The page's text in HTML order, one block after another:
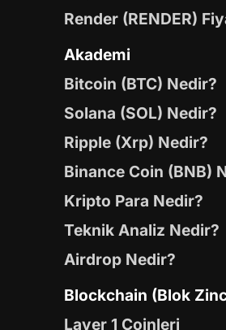
Render (RENDER)
Akademi
Bitcoin (BTC) Nedir?
Solana (SOL) Nedir?
Ripple (Xrp) Nedir?
Binance Coin (BNB)
Kripto Para Nedir?
Teknik Analiz Nedir?
Airdrop Nedir?
Blockchain (Blok
Layer 1 Coinleri